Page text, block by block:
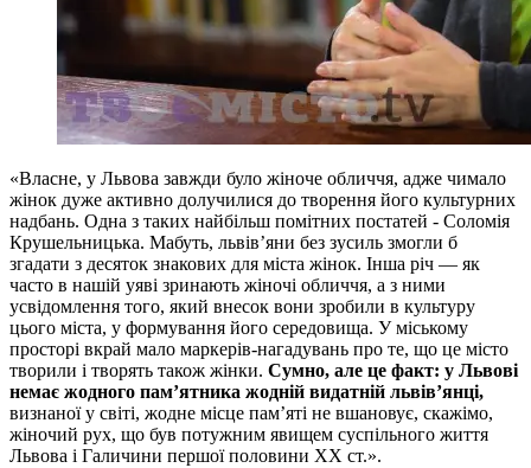
«Власне, у Львова завжди було жіноче обличчя, адже чимало
жінок дуже активно долучилися до творення його культурних
надбань. Одна з таких найбільш помітних постатей - Соломія
Крушельницька. Мабуть, львів’яни без зусиль змогли б
згадати з десяток знакових для міста жінок. Інша річ — як
часто в нашій уяві зринають жіночі обличчя, а з ними
усвідомлення того, який внесок вони зробили в культуру
цього міста, у формування його середовища. У міському
просторі вкрай мало маркерів-нагадувань про те, що це місто
творили і творять також жінки. Сумно, але це факт: у Львові
немає жодного пам’ятника жодній видатній львів’янці,
визнаної у світі, жодне місце пам’яті не вшановує, скажімо,
жіночий рух, що був потужним явищем суспільного життя
Львова і Галичини першої половини ХХ ст.».